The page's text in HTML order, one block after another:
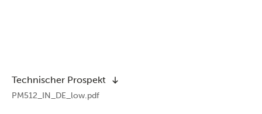
Technischer Prospekt
PM512_IN_DE_low.pdf